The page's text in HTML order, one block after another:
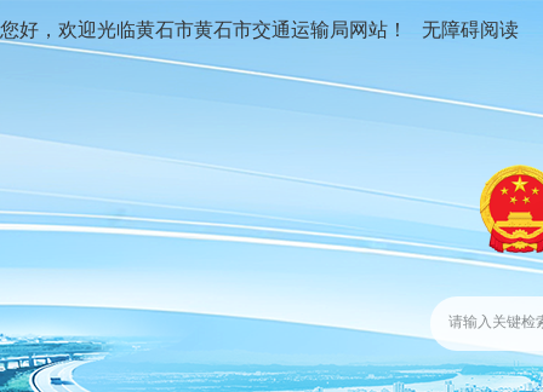
您好，欢迎光临黄石市黄石市交通运输局网站！ 无障碍阅读